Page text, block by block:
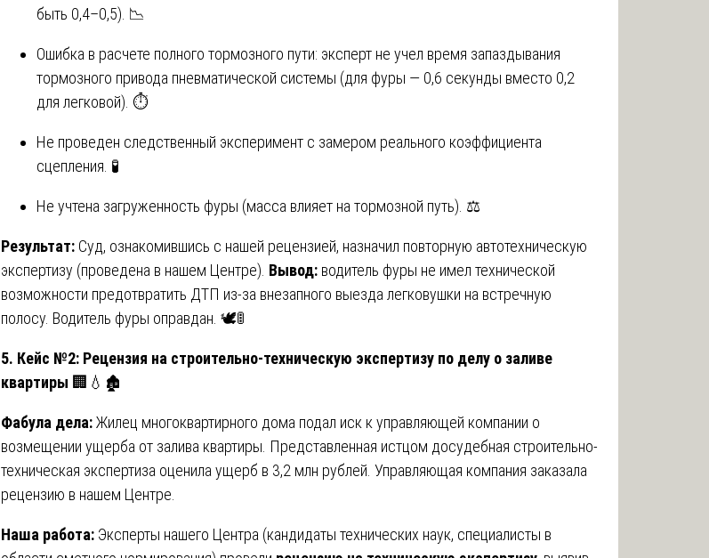
быть 0,4–0,5). 📉
Ошибка в расчете полного тормозного пути: эксперт не учел время запаздывания
тормозного привода пневматической системы (для фуры — 0,6 секунды вместо 0,2
для легковой). ⏱️
Не проведен следственный эксперимент с замером реального коэффициента
сцепления. 🧪
Не учтена загруженность фуры (масса влияет на тормозной путь). ⚖️
Результат: Суд, ознакомившись с нашей рецензией, назначил повторную автотехническую
экспертизу (проведена в нашем Центре). Вывод: водитель фуры не имел технической
возможности предотвратить ДТП из-за внезапного выезда легковушки на встречную
полосу. Водитель фуры оправдан. 🕊️🚦
5. Кейс №2: Рецензия на строительно-техническую экспертизу по делу о заливе
квартиры 🏢💧🏚️
Фабула дела:Жилец многоквартирного дома подал иск к управляющей компании о
возмещении ущерба от залива квартиры. Представленная истцом досудебная строительно-
техническая экспертиза оценила ущерб в 3,2 млн рублей. Управляющая компания заказала
рецензию в нашем Центре.
Наша работа: Эксперты нашего Центра (кандидаты технических наук, специалисты в